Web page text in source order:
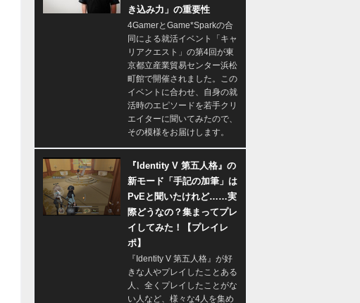
き込み力」の重要性
4GamerとGame*Sparkの合
同による就活イベント「キャ
リアクエスト」の第4回が東
京都立産業貿易センター浜松
町館で開催されました。この
イベントに合わせ、自身の就
活時のエピソードを若手クリ
エイターに聞いてみたので、
その模様をお届けします。
『Identity V 第五人格』の
新モード「手記の加筆」は
PvEと聞いたけれど……実
際どうなの？集まってプレ
イしてみた！【プレイレ
ポ】
『Identity V 第五人格』が好
きな人やプレイしたことある
人、全くプレイしたことがな
い人など、様々な4人を集め